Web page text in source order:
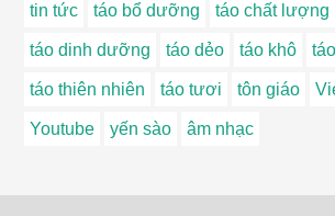
tin tức táo bổ dưỡng táo chất lượng
táo dinh dưỡng táo dẻo táo khô
táo thiên nhiên táo tươi tôn giáo
Youtube yến sào âm nhạc